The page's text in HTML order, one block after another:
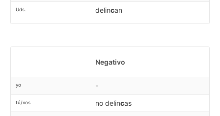
Uds. delincan
Negativo
yo -
tú/vos no delincas